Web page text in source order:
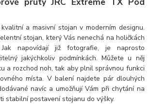
a masivní stojan v moderním designu.
stojan, který Vás nenechá na holičkách
napovídají již fotografie, je naprosto
jakýchkoliv podmínkách. Můžete u něj
a rozchod noh, tak aby plnil správnou funkci
místa. V balení najdete pár dlouhých
navíc a umožňují Vám při chytání na
stabilní postavení stojanu do výšky.